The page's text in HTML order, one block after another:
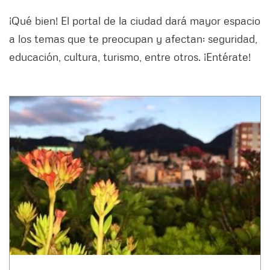
¡Qué bien! El portal de la ciudad dará mayor espacio
a los temas que te preocupan y afectan: seguridad,
educación, cultura, turismo, entre otros. ¡Entérate!